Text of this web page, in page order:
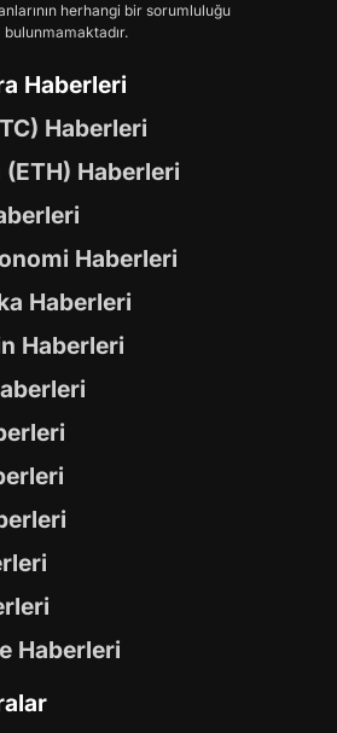
herhangi bir sorumluluğu
bulunmamaktadır.
Haberleri
Haberleri
Haberleri
Haberleri
Haberleri
Haberleri
Haberleri